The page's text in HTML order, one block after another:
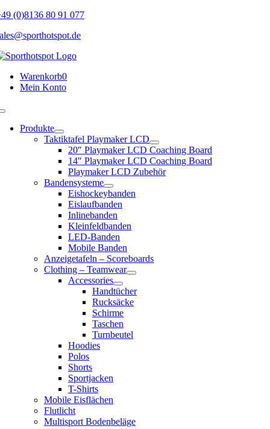
Skip
content
(0)8136 80 91 077
Warenkorb0
Mein Konto
Toggle
NavigationProdukte
Taktiktafel Playmaker LCD
20″ Playmaker LCD Coaching Board
14″ Playmaker LCD Coaching Board
Playmaker LCD Zubehör
Bandensysteme
Eishockeybanden
Eislaufbanden
Inlinebanden
Kleinfeldbanden
LED-Banden
Mobile Banden
Anzeigetafeln – Scoreboards
Clothing – Teamwear
Accessories
Handtücher
Rucksäcke
Schirme
Taschen
Turnbeutel
Hoodies
Polos
Shorts
Sportjacken
T-Shirts
Mobile Eisflächen
Flutlicht
Multisport Bodenbeläge